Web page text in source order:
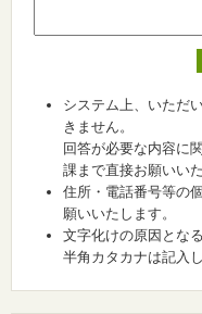
システム上、いただ
きません。
回答が必要な内容に
課まで直接お願いいた
住所・電話番号等の
願いいたします。
文字化けの原因とな
半角カタカナは記入